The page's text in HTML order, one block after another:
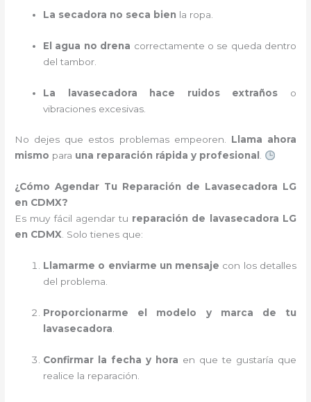
La secadora no seca bien la ropa.
El agua no drena correctamente o se queda dentro
del tambor.
La lavasecadora hace ruidos extraños o
vibraciones excesivas.
No dejes que estos problemas empeoren. Llama ahora
mismo para una reparación rápida y profesional .
¿Cómo Agendar Tu Reparación de Lavasecadora LG
en CDMX?
Es muy fácil agendar tu reparación de lavasecadora LG
en CDMX. Solo tienes que:
Llamarme o enviarme un mensaje con los detalles
del problema.
Proporcionarme el modelo y marca de tu
lavasecadora
Confirmar la fecha y hora en que te gustaría que
realice la reparación.